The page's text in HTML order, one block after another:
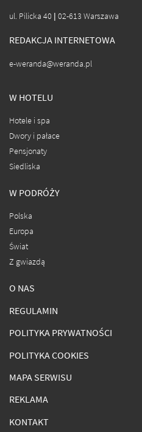
ul. Pilicka 40 | 02-613 Warszawa
REDAKCJA INTERNETOWA
e-weranda@weranda.pl
W HOTELU
Hotele i spa
Dwory i pałace
Pensjonaty
Siedliska
W PODRÓŻY
Polska
Europa
Świat
Z gwiazdą
O NAS
REGULAMIN
POLITYKA PRYWATNOŚCI
POLITYKA COOKIES
MAPA SERWISU
REKLAMA
KONTAKT